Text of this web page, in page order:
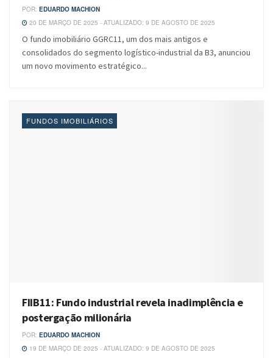
POR: EDUARDO MACHION
20 DE MARÇO DE 2025 - ATUALIZADO: 9 DE AGOSTO DE 2025
O fundo imobiliário GGRC11, um dos mais antigos e
consolidados do segmento logístico-industrial da B3, anunciou
um novo movimento estratégico...
FUNDOS IMOBILIÁRIOS
FIIB11: Fundo industrial revela inadimplência e
postergação milionária
POR: EDUARDO MACHION
19 DE MARÇO DE 2025 - ATUALIZADO: 9 DE AGOSTO DE 2025